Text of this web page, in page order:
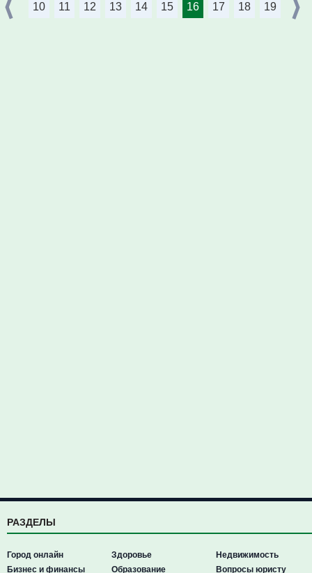
10 11 12 13 14 15 16 17 18 19
РАЗДЕЛЫ
Город онлайн
Бизнес и финансы
Здоровье
Образование
Недвижимость
Вопросы юристу